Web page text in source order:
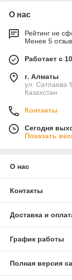
О нас
Рейтинг не
Менее 5
Работает с
г. Алматы
ул. Сатпаева
Казахстан
Контакты
Сегодня
Показать
О нас
Контакты
Доставка и
График работы
Полная версия